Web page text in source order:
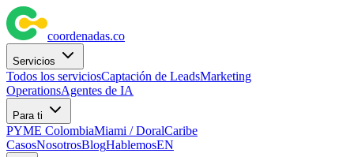
coordenadas.co
Servicios
Todos los serviciosCaptación de LeadsMarketing
OperationsAgentes de IA
Para ti
PYME ColombiaMiami / DoralCaribe
CasosNosotrosBlogHablemosEN